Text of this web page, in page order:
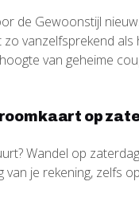
de Gewoonstijl
zo vanzelfsprekend
van geheime
op
Wandel op
van je rekening, zelfs